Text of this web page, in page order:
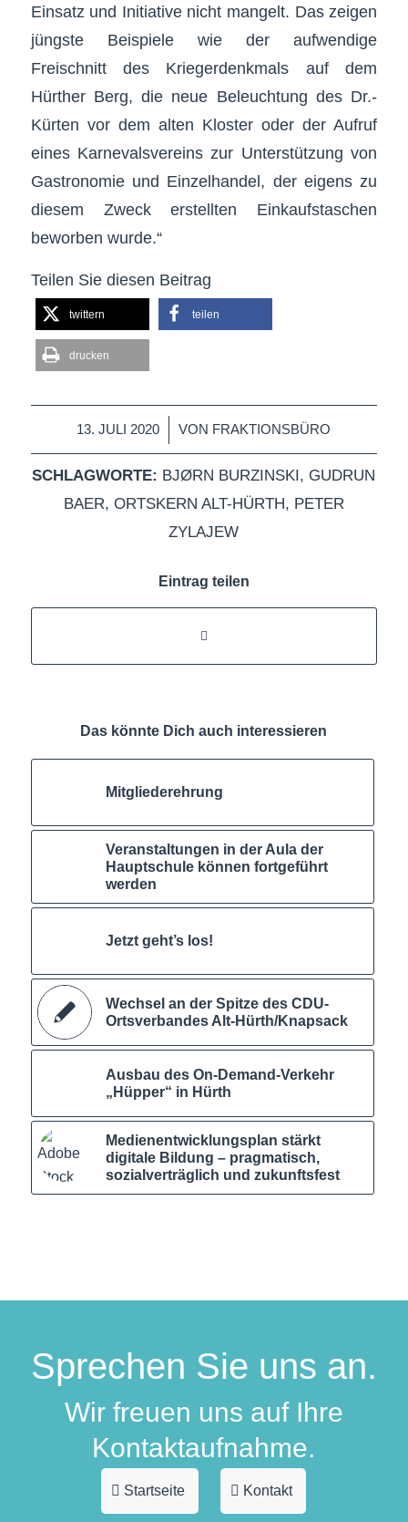
Einsatz und Initiative nicht mangelt. Das zeigen
jüngste Beispiele wie der aufwendige
Freischnitt des Krieger­denkmals auf dem
Hürther Berg, die neue Beleuchtung des Dr.-
Kürten vor dem alten Kloster oder der Aufruf
eines Karnevalsvereins zur Unterstützung von
Gastronomie und Einzelhandel, der eigens zu
diesem Zweck erstellten Einkaufstaschen
beworben wurde.“
Teilen Sie diesen Beitrag
twittern teilen
drucken
13. JULI 2020
/ VON FRAKTIONSBÜRO
SCHLAGWORTE: BJØRN BURZINSKI, GUDRUN
BAER, ORTSKERN ALT-HÜRTH, PETER
ZYLAJEW
Eintrag teilen
Das könnte Dich auch interessieren
Mitgliederehrung
Veranstaltungen in der Aula der
Hauptschule können fortgeführt
werden
Jetzt geht’s los!
Wechsel an der Spitze des CDU-
Ortsverbandes Alt-Hürth/Knapsack
Ausbau des On-Demand-Verkehr
„Hüpper“ in Hürth
Medienentwicklungsplan stärkt
digitale Bildung – pragmatisch,
sozialverträglich und zukunftsfest
Sprechen Sie uns an.
Wir freuen uns auf Ihre
Kontaktaufnahme.
Startseite Kontakt